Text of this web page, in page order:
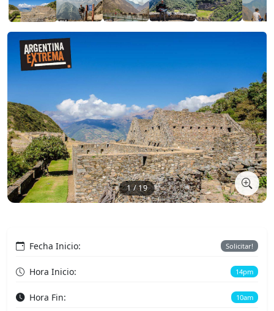
1 / 19
Fecha Inicio: Solicitar!
Hora Inicio: 14pm
Hora Fin: 10am